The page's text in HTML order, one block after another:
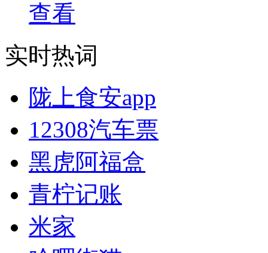
查看
实时热词
陇上食安app
12308汽车票
黑虎阿福盒
青柠记账
米家